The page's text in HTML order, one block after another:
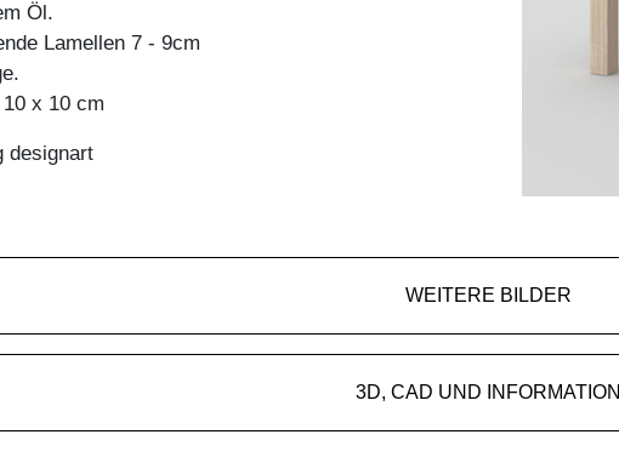
Öl.
Lamellen 7 - 9cm
x 10 cm
designart
WEITERE BILDER
3D, CAD UND INFORMATION